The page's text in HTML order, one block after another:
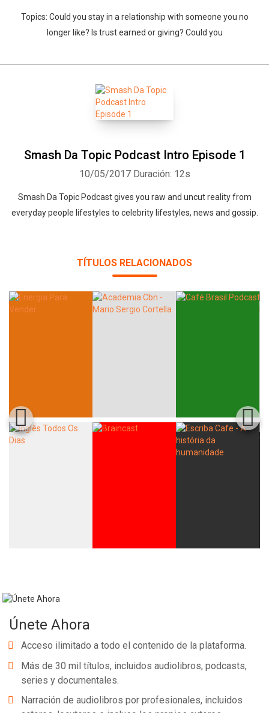
Topics: Could you stay in a relationship with someone you no
longer like? Is trust earned or giving? Could you
Smash Da Topic Podcast Intro Episode 1
10/05/2017 Duración: 12s
Smash Da Topic Podcast gives you raw and uncut reality from
everyday people lifestyles to celebrity lifestyles, news and gossip.
TÍTULOS RELACIONADOS
Únete Ahora
Acceso ilimitado a todo el contenido de la plataforma.
Más de 30 mil títulos, incluidos audiolibros, podcasts,
series y documentales.
Narración de audiolibros por profesionales, incluidos
Whatsapp Facebook Twitter E-mail